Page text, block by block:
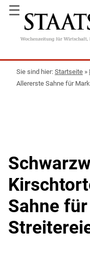
☰
Startseite »
Allererste Sahne für
Sahne